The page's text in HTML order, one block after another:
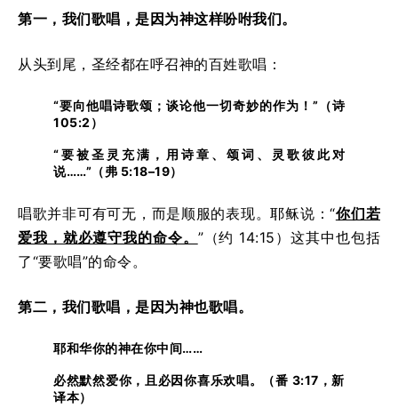
第一，我们歌唱，是因为神这样吩咐我们。
从头到尾，圣经都在呼召神的百姓歌唱：
“要向他唱诗歌颂；谈论他一切奇妙的作为！”（诗
105:2）
“要被圣灵充满，用诗章、颂词、灵歌彼此对
说……”（弗 5:18–19）
唱歌并非可有可无，而是顺服的表现。耶稣说：“你们若
爱我，就必遵守我的命令。 ”（约 14:15）这其中也包括
了“要歌唱”的命令。
第二，我们歌唱，是因为神也歌唱。
耶和华你的神在你中间……
必然默然爱你，且必因你喜乐欢唱。（番 3:17，新
译本）